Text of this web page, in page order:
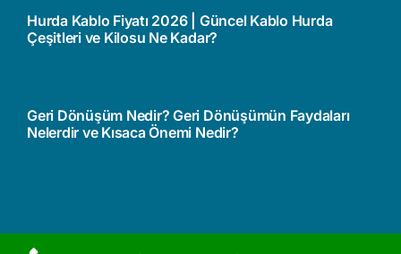
Hurda Kablo Fiyatı 2026 | Güncel Kablo Hurda
Çeşitleri ve Kilosu Ne Kadar?
Geri Dönüşüm Nedir? Geri Dönüşümün Faydaları
Nelerdir ve Kısaca Önemi Nedir?